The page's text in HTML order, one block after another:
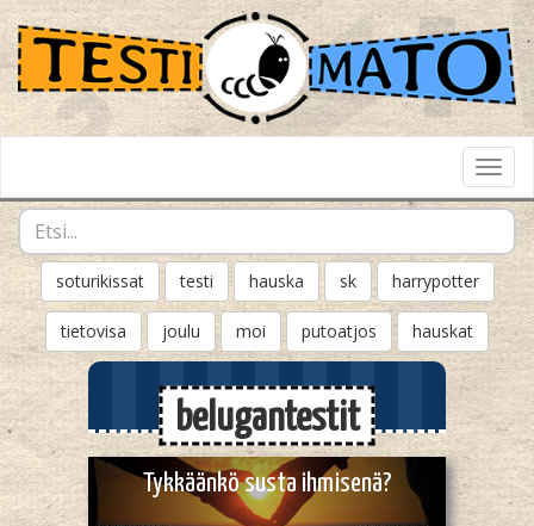
soturikissat testi hauska sk harrypotter
tietovisa joulu moi putoatjos hauskat
belugantestit
Tykkäänkö susta ihmisenä?